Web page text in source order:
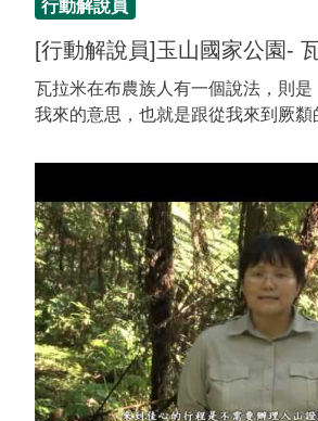
行動解說員
[行動解說員]玉山國家公園-
瓦拉米在布農族人有一個說法，則
我來的意思，也就是跟從我來到厥纇